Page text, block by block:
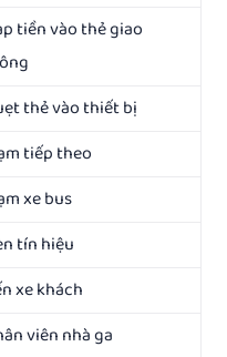
tiền vào thẻ giao
thẻ vào thiết bị
tiếp theo
xe bus
tín hiệu
xe khách
viên nhà ga